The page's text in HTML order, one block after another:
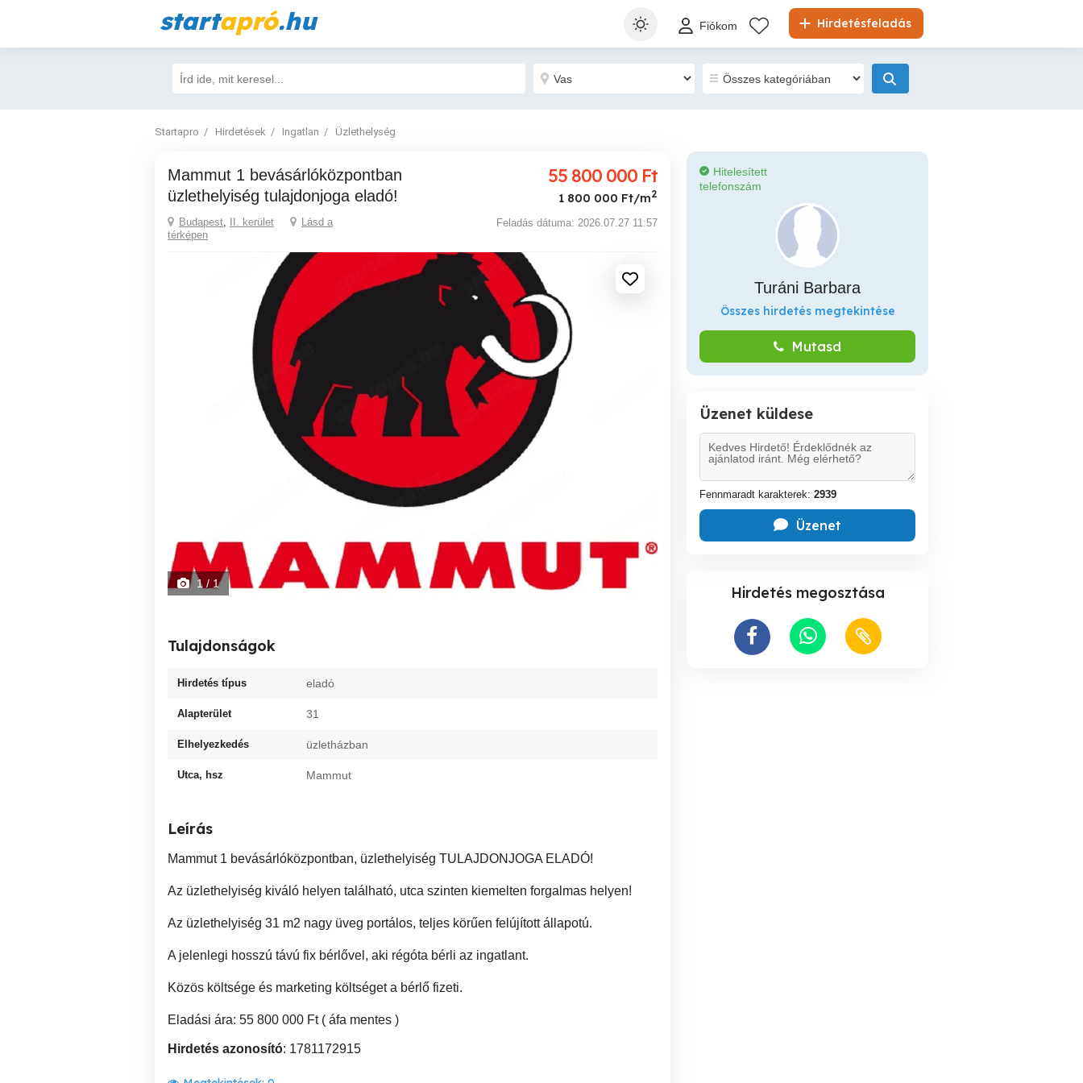
startapró.hu Hirdetésfeladás
Fiókom
Startapro Hirdetések Ingatlan Üzlethelység
Mammut 1 bevásárlóközpontban
üzlethelyiség tulajdonjoga eladó!
55 800 000 Ft
1 800 000 Ft/m2
Budapest, II. kerület
Lásd a
térképen
Feladás dátuma: 2026.07.27 11:57
1 / 1
Tulajdonságok
Hirdetés típus eladó
Alapterület 31
Elhelyezkedés üzletházban
Utca, hsz Mammut
Leírás
Mammut 1 bevásárlóközpontban, üzlethelyiség TULAJDONJOGA ELADÓ!
Az üzlethelyiség kiváló helyen található, utca szinten kiemelten forgalmas helyen!
Az üzlethelyiség 31 m2 nagy üveg portálos, teljes körűen felújított állapotú.
A jelenlegi hosszú távú fix bérlővel, aki régóta bérli az ingatlant.
Közös költsége és marketing költséget a bérlő fizeti.
Eladási ára: 55 800 000 Ft ( áfa mentes )
Hirdetés azonosító: 1781172915
Hitelesített
telefonszám
Turáni Barbara
Összes hirdetés megtekintése
Mutasd
Üzenet küldese
Fennmaradt karakterek: 2939
Üzenet
Hirdetés megosztása